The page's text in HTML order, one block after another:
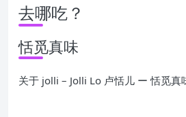
去哪吃？
恬觅真味
关于 jolli – Jolli Lo 卢恬儿 ー 恬觅真